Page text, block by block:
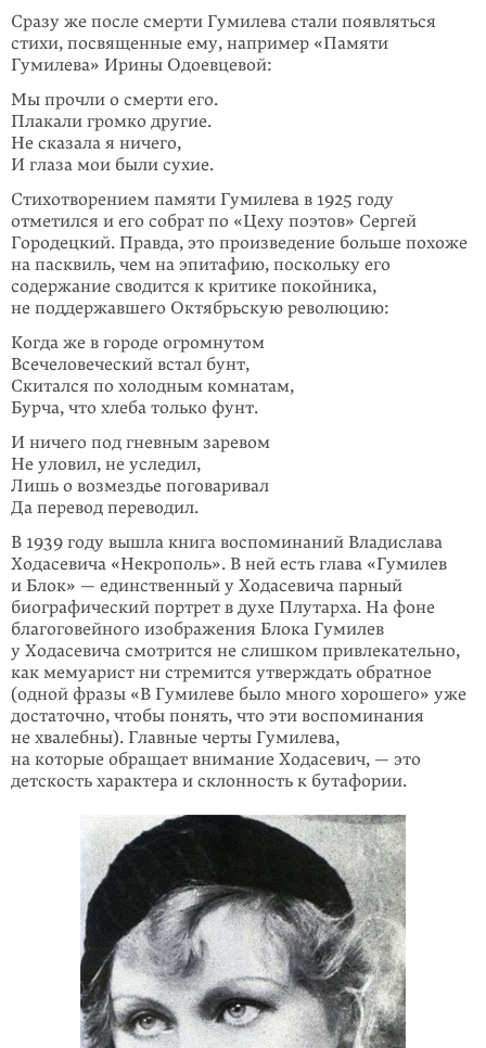
Сразу же после смерти Гумилева стали появляться
стихи, посвященные ему, например «Памяти
Гумилева» Ирины Одоевцевой:
Мы прочли о смерти его.
Плакали громко другие.
Не сказала я ничего,
И глаза мои были сухие.
Стихотворением памяти Гумилева в 1925 году
отметился и его собрат по «Цеху поэтов» Сергей
Городецкий. Правда, это произведение больше похоже
на пасквиль, чем на эпитафию, поскольку его
содержание сводится к критике покойника,
не поддержавшего Октябрьскую революцию:
Когда же в городе огромнутом
Всечеловеческий встал бунт,
Скитался по холодным комнатам,
Бурча, что хлеба только фунт.
И ничего под гневным заревом
Не уловил, не уследил,
Лишь о возмездье поговаривал
Да перевод переводил.
В 1939 году вышла книга воспоминаний Владислава
Ходасевича «Некрополь». В ней есть глава «Гумилев
и Блок» — единственный у Ходасевича парный
биографический портрет в духе Плутарха. На фоне
благоговейного изображения Блока Гумилев
у Ходасевича смотрится не слишком привлекательно,
как мемуарист ни стремится утверждать обратное
(одной фразы «В Гумилеве было много хорошего» уже
достаточно, чтобы понять, что эти воспоминания
не хвалебны). Главные черты Гумилева,
на которые обращает внимание Ходасевич, — это
детскость характера и склонность к бутафории.